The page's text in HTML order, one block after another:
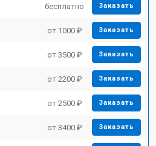
бесплатно Заказать
от 1000 ₽ Заказать
от 3500 ₽ Заказать
от 2200 ₽ Заказать
от 2500 ₽ Заказать
от 3400 ₽ Заказать